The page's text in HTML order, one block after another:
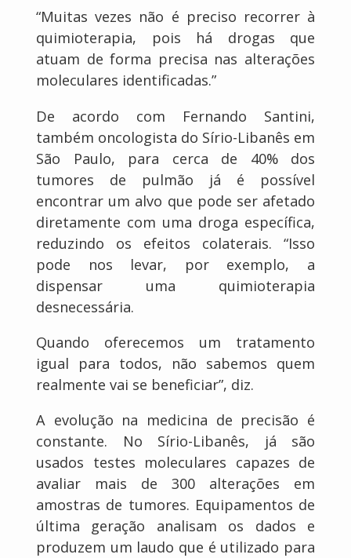
“Muitas vezes não é preciso recorrer à
quimioterapia, pois há drogas que
atuam de forma precisa nas alterações
moleculares identificadas.”
De acordo com Fernando Santini,
também oncologista do Sírio-Libanês em
São Paulo, para cerca de 40% dos
tumores de pulmão já é possível
encontrar um alvo que pode ser afetado
diretamente com uma droga específica,
reduzindo os efeitos colaterais. “Isso
pode nos levar, por exemplo, a
dispensar uma quimioterapia
desnecessária.
Quando oferecemos um tratamento
igual para todos, não sabemos quem
realmente vai se beneficiar”, diz.
A evolução na medicina de precisão é
constante. No Sírio-Libanês, já são
usados testes moleculares capazes de
avaliar mais de 300 alterações em
amostras de tumores. Equipamentos de
última geração analisam os dados e
produzem um laudo que é utilizado para